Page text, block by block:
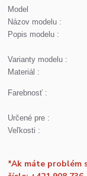
Model
Názov modelu :
Popis modelu :
Varianty modelu :
Materiál :
Farebnosť :
Určené pre :
Veľkosti :
*Ak máte problém